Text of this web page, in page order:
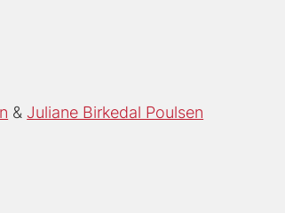
Juliane Birkedal Poulsen